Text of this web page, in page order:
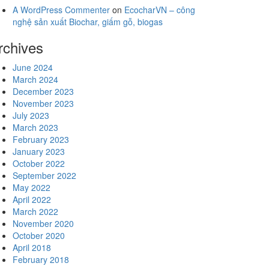
A WordPress Commenter on EcocharVN – công
nghệ sản xuất Biochar, giấm gỗ, biogas
June 2024
March 2024
December 2023
November 2023
July 2023
March 2023
February 2023
January 2023
October 2022
September 2022
May 2022
April 2022
March 2022
November 2020
October 2020
April 2018
February 2018